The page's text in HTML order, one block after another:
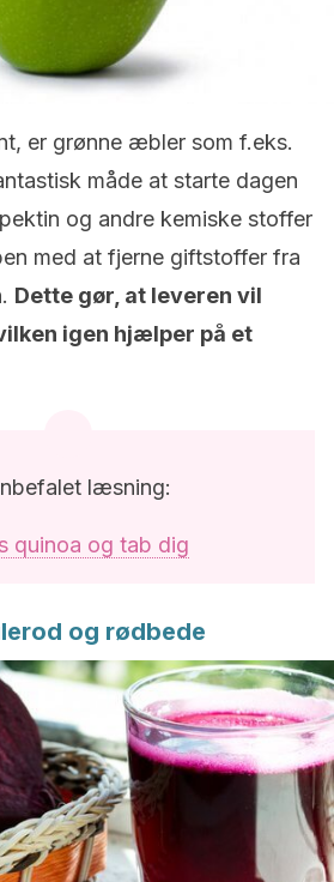
er grønne æbler som f.eks.
måde at starte dagen
og andre kemiske stoffer
med at fjerne giftstoffer fra
Dette gør, at leveren vil
igen hjælper på et
læsning:
quinoa og tab dig
og rødbede